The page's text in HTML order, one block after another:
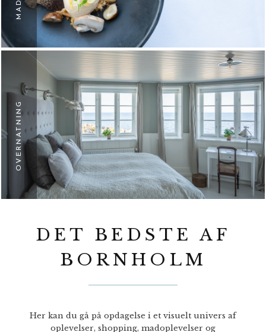
OVERNATNING
DET BEDSTE AF
BORNHOLM
Her kan du gå på opdagelse i et visuelt univers af
oplevelser, shopping, madoplevelser og